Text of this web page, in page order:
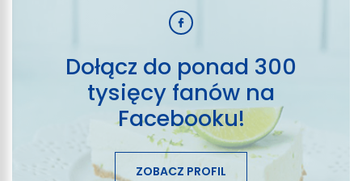
Dołącz do ponad 300
tysięcy fanów na
Facebooku!
ZOBACZ PROFIL